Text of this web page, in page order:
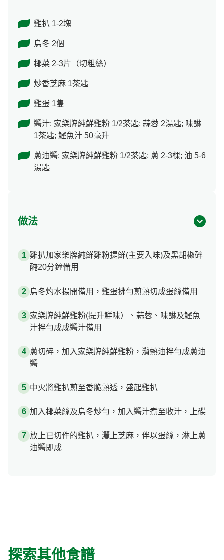
雞扒 1-2塊
烏冬 2個
椰菜 2-3片（切粗絲）
炒香芝麻 1茶匙
雞蛋 1隻
醬汁: 家樂牌純鮮雞粉 1/2茶匙; 蒜蓉 2湯匙; 味醂
1茶匙; 鰹魚汁 50毫升
蔥油醬: 家樂牌純鮮雞粉 1/2茶匙; 蔥 2-3棵; 油 5-6
湯匙
做法
雞扒加家樂牌純鮮雞粉提鮮(主要入味)及黑胡椒碎
醃20分鐘備用
烏冬灼水揚開備用，雞蛋拂勻煎熟切成蛋絲備用
家樂牌純鮮雞粉(提升鮮味）、蒜蓉、味醂及鰹魚
汁拌勻成成醬汁備用
蔥切碎，加入家樂牌純鮮雞粉，灒熱油拌勻成蔥油
醬
中火將雞扒煎至香脆熟透，盛起雞扒
加入椰菜絲及烏冬炒勻，加入醬汁煮至收汁，上碟
放上已切件的雞扒，灑上芝麻，伴以蛋絲，淋上蔥
油醬即成
探索其他食譜